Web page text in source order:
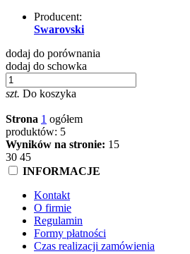
Producent:
Swarovski
dodaj do porównania
dodaj do schowka
szt. Do koszyka
Strona 1 ogółem
produktów: 5
Wyników na stronie: 15
30 45
INFORMACJE
Kontakt
O firmie
Regulamin
Formy płatności
Czas realizacji zamówienia